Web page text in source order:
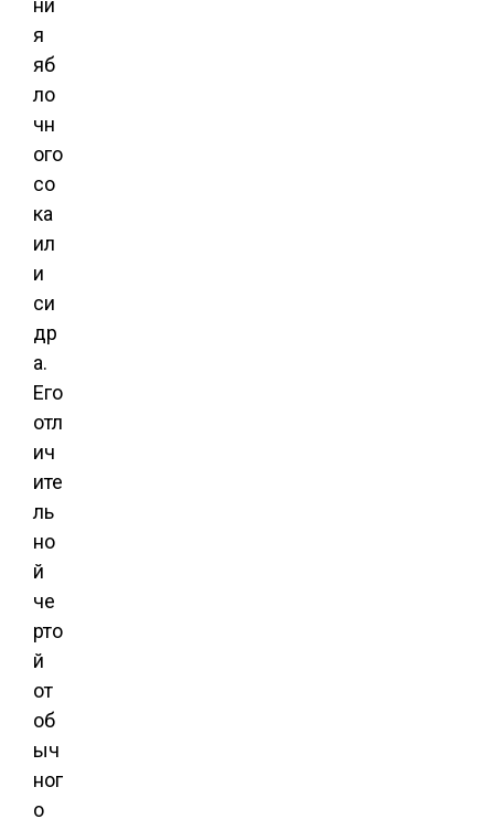
я
яб
ло
чн
ого
со
ка
ил
и
си
др
а.
Его
отл
ич
ите
ль
но
й
че
рто
й
от
об
ыч
ног
о